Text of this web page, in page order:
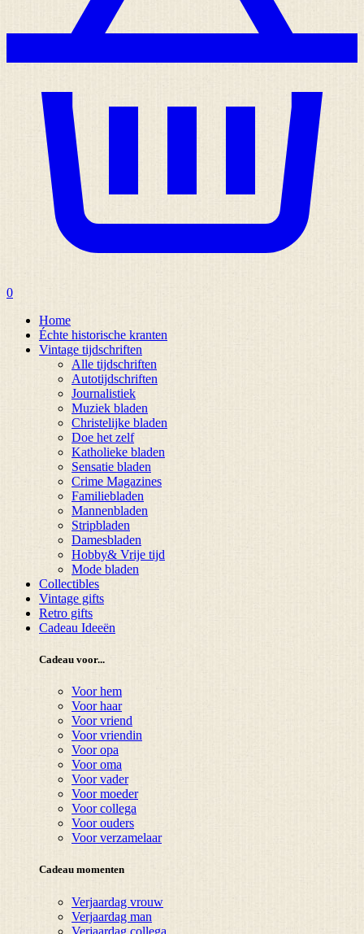
0
Home
Échte historische kranten
Vintage tijdschriften
Alle tijdschriften
Autotijdschriften
Journalistiek
Muziek bladen
Christelijke bladen
Doe het zelf
Katholieke bladen
Sensatie bladen
Crime Magazines
Familiebladen
Mannenbladen
Stripbladen
Damesbladen
Hobby& Vrije tijd
Mode bladen
Collectibles
Vintage gifts
Retro gifts
Cadeau Ideeën
Cadeau voor...
Voor hem
Voor haar
Voor vriend
Voor vriendin
Voor opa
Voor oma
Voor vader
Voor moeder
Voor collega
Voor ouders
Voor verzamelaar
Cadeau momenten
Verjaardag vrouw
Verjaardag man
Verjaardag collega